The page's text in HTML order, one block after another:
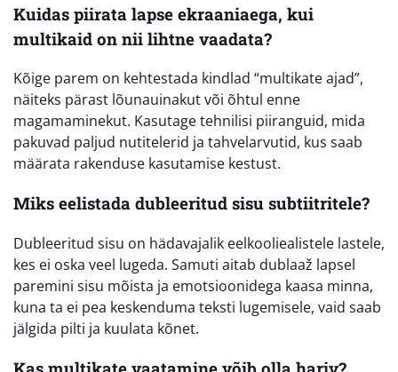
Kuidas piirata lapse ekraaniaega, kui
multikaid on nii lihtne vaadata?
Kõige parem on kehtestada kindlad “multikate ajad”,
näiteks pärast lõunauinakut või õhtul enne
magamaminekut. Kasutage tehnilisi piiranguid, mida
pakuvad paljud nutitelerid ja tahvelarvutid, kus saab
määrata rakenduse kasutamise kestust.
Miks eelistada dubleeritud sisu subtiitritele?
Dubleeritud sisu on hädavajalik eelkooliealistele lastele,
kes ei oska veel lugeda. Samuti aitab dublaaž lapsel
paremini sisu mõista ja emotsioonidega kaasa minna,
kuna ta ei pea keskenduma teksti lugemisele, vaid saab
jälgida pilti ja kuulata kõnet.